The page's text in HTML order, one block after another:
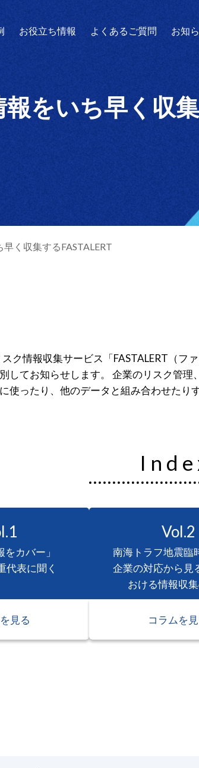
お役立ち情報 よくあるご質問 お知
をいち早く収
く収集するFASTALERT
ク情報収集サービス「FASTALERT（フ
してお知らせします。 企業のリスク管
使ったり、他のデータと組み合わせたり
I n d e
をカバー」
代表に聞く
見る
Vol.2
南海トラフ地震臨
企業の対応から見
おける情報収
コラムを